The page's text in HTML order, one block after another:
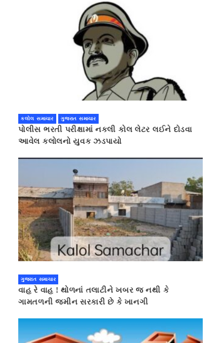
કલોલ સમાચાર ગુજરાત સમાચાર
પોલીસ ભરતી પરીક્ષામાં નકલી કોલ લેટર લઈને દોડવા
આવેલ કલોલનો યુવક ઝડપાયો
ગુજરાત સમાચાર
વાહ રે વાહ ! થોળનાં તલાટીને ખબર જ નથી કે
ગામતળની જમીન સરકારી છે કે ખાનગી